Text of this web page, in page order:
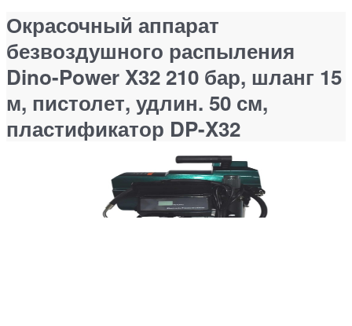
Окрасочный аппарат
безвоздушного распыления
Dino-Power X32 210 бар, шланг 15
м, пистолет, удлин. 50 см,
пластификатор DP-X32